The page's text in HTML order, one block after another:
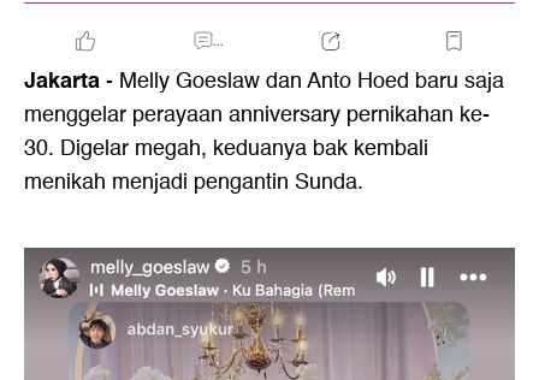
...
Jakarta- Melly Goeslaw dan Anto Hoed baru saja
menggelar perayaan anniversary pernikahan ke-
30. Digelar megah, keduanya bak kembali
menikah menjadi pengantin Sunda.